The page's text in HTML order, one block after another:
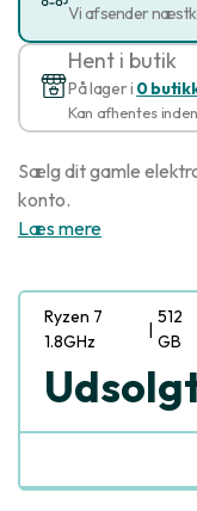
Vi afsender
Hent i butik
På lager i 0
Kan afhentes
Sælg dit gamle
konto.
Læs mere
Ryzen 7
1.8GHz
|
512
GB